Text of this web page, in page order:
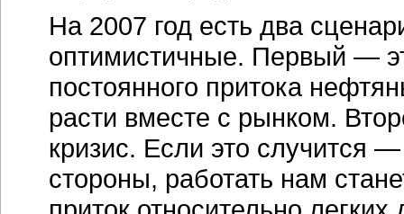
На 2007 год есть два
оптимистичные. Первый —
постоянного притока
расти вместе с рынком.
кризис. Если это случится
стороны, работать нам